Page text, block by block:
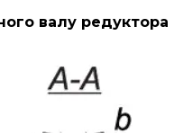
валу редуктора